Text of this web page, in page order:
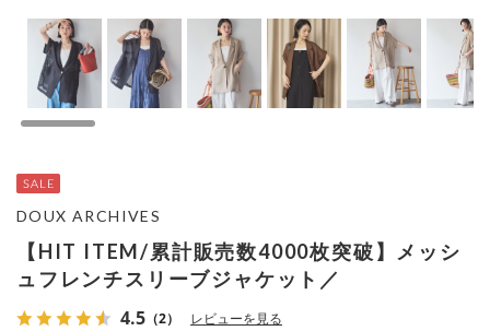
【HIT ITEM/累計販売数4000枚突破】メッシ
ュフレンチスリーブジャケット／
4.5 （2） レビューを見る
DOUX ARCHIVES